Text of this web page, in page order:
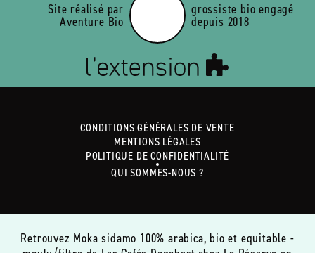
Site réalisé par
Aventure Bio
grossiste bio engagé
depuis 2018
CONDITIONS GÉNÉRALES DE VENTE
MENTIONS LÉGALES
POLITIQUE DE CONFIDENTIALITÉ
QUI SOMMES-NOUS ?
Retrouvez Moka sidamo 100% arabica, bio et equitable -